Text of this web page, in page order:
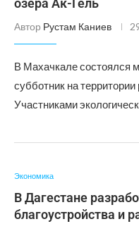
озера Ак-Гель
Автор Рустам Каниев
В Махачкале состоялся
субботник на
Участниками
Экономика
В Дагестане
благоустройства и